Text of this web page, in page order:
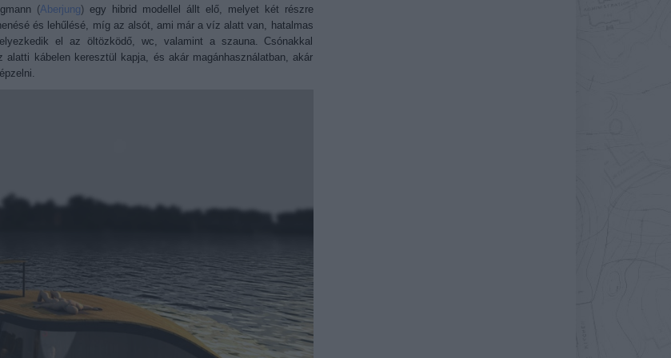
(Aberjung)egy hibrid modellel állt elő, melyet két részre
és lehűlésé, míg az alsót, ami már a víz alatt van, hatalmas
el az öltözködő, wc, valamint a szauna. Csónakkal
kábelen keresztül kapja, és akár magánhasználatban, akár